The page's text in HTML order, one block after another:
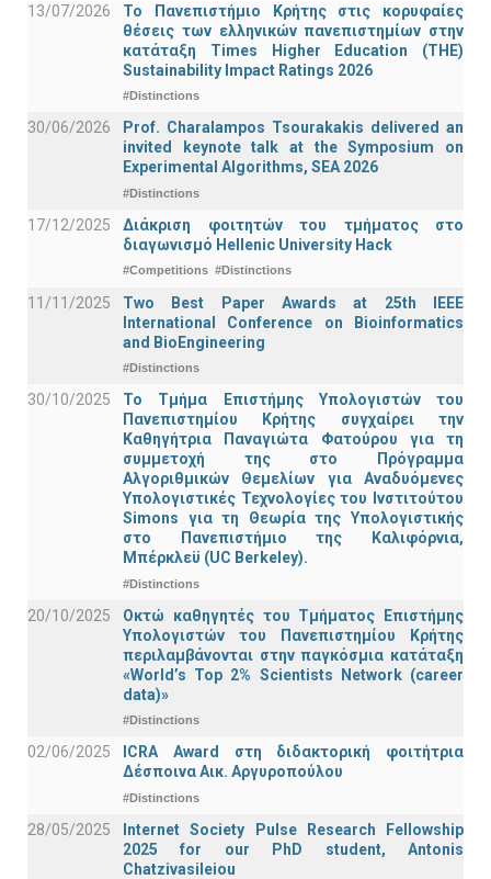
13/07/2026
Το Πανεπιστήμιο Κρήτης στις κορυφαίες
θέσεις των ελληνικών πανεπιστημίων στην
κατάταξη Times Higher Education (ΤΗΕ)
Sustainability Impact Ratings 2026
#Distinctions
30/06/2026
Prof. Charalampos Tsourakakis delivered an
invited keynote talk at the Symposium on
Experimental Algorithms, SEA 2026
#Distinctions
17/12/2025
Διάκριση φοιτητών του τμήματος στο
διαγωνισμό Hellenic University Hack
#Competitions #Distinctions
11/11/2025
Two Best Paper Awards at 25th IEEE
International Conference on Bioinformatics
and BioEngineering
#Distinctions
30/10/2025
Το Τμήμα Επιστήμης Υπολογιστών του
Πανεπιστημίου Κρήτης συγχαίρει την
Καθηγήτρια Παναγιώτα Φατούρου για τη
συμμετοχή της στο Πρόγραμμα
Αλγοριθμικών Θεμελίων για Αναδυόμενες
Υπολογιστικές Τεχνολογίες του Ινστιτούτου
Simons για τη Θεωρία της Υπολογιστικής
στο Πανεπιστήμιο της Καλιφόρνια,
Μπέρκλεϋ (UC Berkeley).
#Distinctions
20/10/2025
Οκτώ καθηγητές του Τμήματος Επιστήμης
Υπολογιστών του Πανεπιστημίου Κρήτης
περιλαμβάνονται στην παγκόσμια κατάταξη
«World’s Top 2% Scientists Network (career
data)»
#Distinctions
02/06/2025
ICRA Award στη διδακτορική φοιτήτρια
Δέσποινα Αικ. Αργυροπούλου
#Distinctions
28/05/2025
Internet Society Pulse Research Fellowship
2025 for our PhD student, Antonis
Chatzivasileiou